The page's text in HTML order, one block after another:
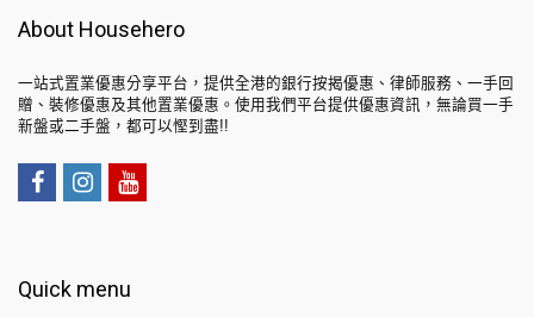
About Househero
一站式置業優惠分享平台，提供全港的銀行按揭優惠、律師服務、一手回
贈、裝修優惠及其他置業優惠。使用我們平台提供優惠資訊，無論買一手
新盤或二手盤，都可以慳到盡!!
Quick menu